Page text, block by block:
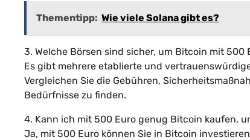
Thementipp: Wie viele Solana gibt es?
3. Welche Börsen sind sicher, um Bitcoin mit 500
Es gibt mehrere etablierte und
Vergleichen Sie die Gebühren,
Bedürfnisse zu finden.
4. Kann ich mit 500 Euro genug Bitcoin kaufen,
Ja, mit 500 Euro können Sie in Bitcoin